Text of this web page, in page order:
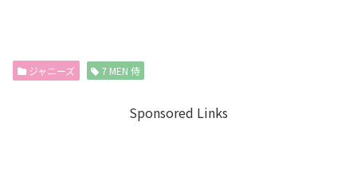
ジャニーズ 7 MEN 侍
Sponsored Links